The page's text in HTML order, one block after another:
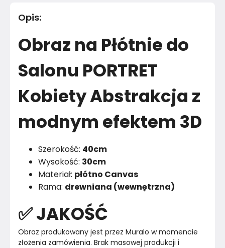
Materiał
Kolor Szarości
Marka
Montaż Złożony
Rok produkcji 2024
Opis:
Obraz na Płótnie do
Salonu PORTRET
Kobiety Abstrakcja z
modnym efektem 3D
Szerokość: 40cm
Wysokość: 30cm
Materiał: płótno Canvas
Rama: drewniana (wewnętrzna)
✅ JAKOŚĆ
Obraz produkowany jest przez Muralo w momencie
złożenia zamówienia. Brak masowej produkcji i